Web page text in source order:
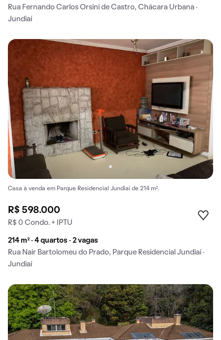
Rua Fernando Carlos Orsini de Castro, Chácara Urbana ·
Jundiaí
Casa à venda em Parque Residencial Jundiaí de 214 m².
R$ 598.000
R$ 0 Condo. + IPTU
214 m² · 4 quartos · 2 vagas
Rua Nair Bartolomeu do Prado, Parque Residencial Jundiaí ·
Jundiaí